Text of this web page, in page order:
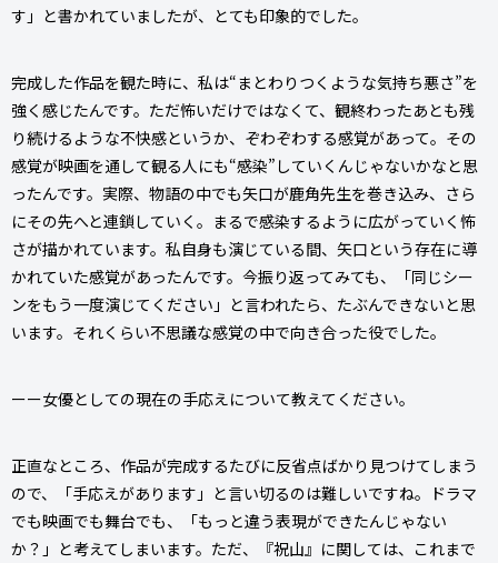
す」と書かれていましたが、とても印象的でした。
完成した作品を観た時に、私は“まとわりつくような気持ち悪さ”を
強く感じたんです。ただ怖いだけではなくて、観終わったあとも残
り続けるような不快感というか、ぞわぞわする感覚があって。その
感覚が映画を通して観る人にも“感染”していくんじゃないかなと思
ったんです。実際、物語の中でも矢口が鹿角先生を巻き込み、さら
にその先へと連鎖していく。まるで感染するように広がっていく怖
さが描かれています。私自身も演じている間、矢口という存在に導
かれていた感覚があったんです。今振り返ってみても、「同じシー
ンをもう一度演じてください」と言われたら、たぶんできないと思
います。それくらい不思議な感覚の中で向き合った役でした。
ーー女優としての現在の手応えについて教えてください。
正直なところ、作品が完成するたびに反省点ばかり見つけてしまう
ので、「手応えがあります」と言い切るのは難しいですね。ドラマ
でも映画でも舞台でも、「もっと違う表現ができたんじゃない
か？」と考えてしまいます。ただ、『祝山』に関しては、これまで